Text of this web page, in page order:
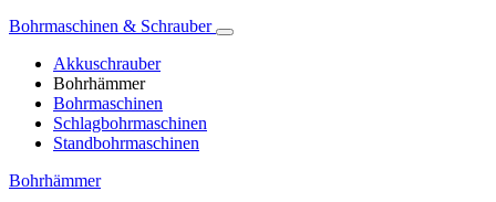
Bohrmaschinen & Schrauber
Akkuschrauber
Bohrhämmer
Bohrmaschinen
Schlagbohrmaschinen
Standbohrmaschinen
Bohrhämmer